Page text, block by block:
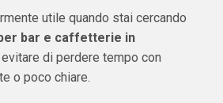
utile quando stai cercando
bar e caffetterie in
di perdere tempo con
o poco chiare.